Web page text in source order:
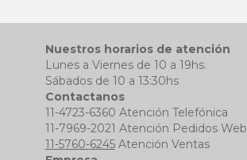
Nuestros horarios de atención
Lunes a Viernes de 10 a 19hs.
Sábados de 10 a 13:30hs
Contactanos
11-4723-6360 Atención Telefónica
11-7969-2021 Atención Pedidos Web
11-5760-6245Atención Ventas